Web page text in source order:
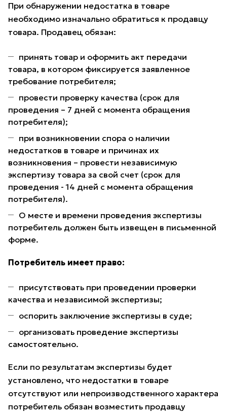
При обнаружении недостатка в товаре
необходимо изначально обратиться к продавцу
товара. Продавец обязан:
принять товар и оформить акт передачи
товара, в котором фиксируется заявленное
требование потребителя;
провести проверку качества (срок для
проведения – 7 дней с момента обращения
потребителя);
при возникновении спора о наличии
недостатков в товаре и причинах их
возникновения – провести независимую
экспертизу товара за свой счет (срок для
проведения - 14 дней с момента обращения
потребителя).
О месте и времени проведения экспертизы
потребитель должен быть извещен в письменной
форме.
Потребитель имеет право:
присутствовать при проведении проверки
качества и независимой экспертизы;
оспорить заключение экспертизы в суде;
организовать проведение экспертизы
самостоятельно.
Если по результатам экспертизы будет
установлено, что недостатки в товаре
отсутствуют или непроизводственного характера
потребитель обязан возместить продавцу